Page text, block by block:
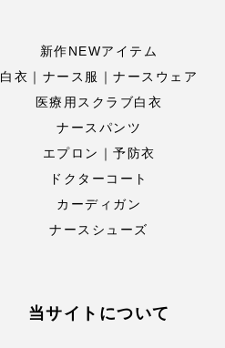
新作NEWアイテム
白衣｜ナース服｜ナースウェア
医療用スクラブ白衣
ナースパンツ
エプロン｜予防衣
ドクターコート
カーディガン
ナースシューズ
当サイトについて